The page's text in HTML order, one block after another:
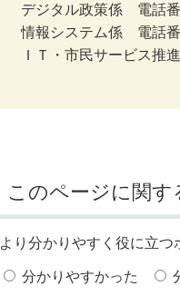
デジタル政策係 電話
情報システム係 電話
ＩＴ・市民サービス
このページに関す
より分かりやすく役に立つ
分かりやすかった